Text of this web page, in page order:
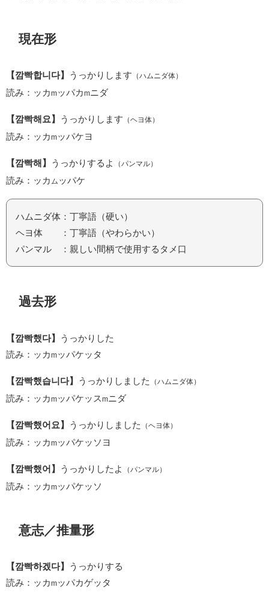
現在形
【깜빡합니다】 うっかりします （ハムニダ体）
読み：ッカmッパカmニダ
【깜빡해요】 うっかりします （ヘヨ体）
読み：ッカmッパケヨ
【깜빡해】 うっかりするよ （パンマル）
読み：ッカ ム ッパケ
ハムニダ体：丁寧語（硬い）
ヘヨ体 ：丁寧語（やわらかい）
パンマル ：親しい間柄で使用するタメ口
過去形
【깜빡했다】
うっかりした
読み：ッカmッパケッタ
【깜빡했습니다】 うっかりしました （ハムニダ体）
読み：ッカmッパケッス m ニダ
【깜빡했어요】 うっかりしました （ヘヨ体）
読み：ッカmッパケッソヨ
【깜빡했어】 うっかりしたよ （パンマル）
読み：ッカmッパケッソ
意志／推量形
【깜빡하겠다】
うっかりする
読み：ッカmッパカゲッタ